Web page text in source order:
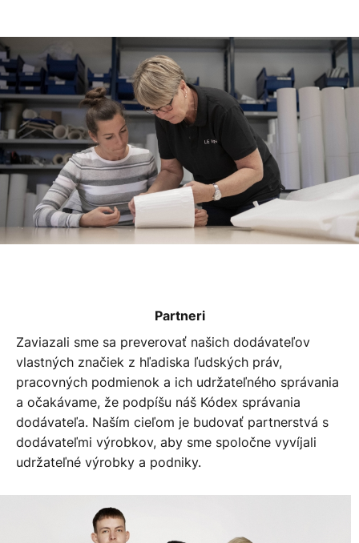
Partneri
Zaviazali sme sa preverovať našich dodávateľov
vlastných značiek z hľadiska ľudských práv,
pracovných podmienok a ich udržateľného správania
a očakávame, že podpíšu náš Kódex správania
dodávateľa. Naším cieľom je budovať partnerstvá s
dodávateľmi výrobkov, aby sme spoločne vyvíjali
udržateľné výrobky a podniky.